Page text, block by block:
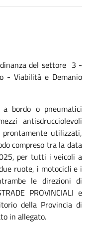
del settore 3 -
- Viabilità e Demanio
bordo o pneumatici
antisdrucciolevoli
prontamente utilizzati,
compreso tra la data
per tutti i veicoli a
ruote, i motocicli e i
le direzioni di
PROVINCIALI e
della Provincia di
in allegato.